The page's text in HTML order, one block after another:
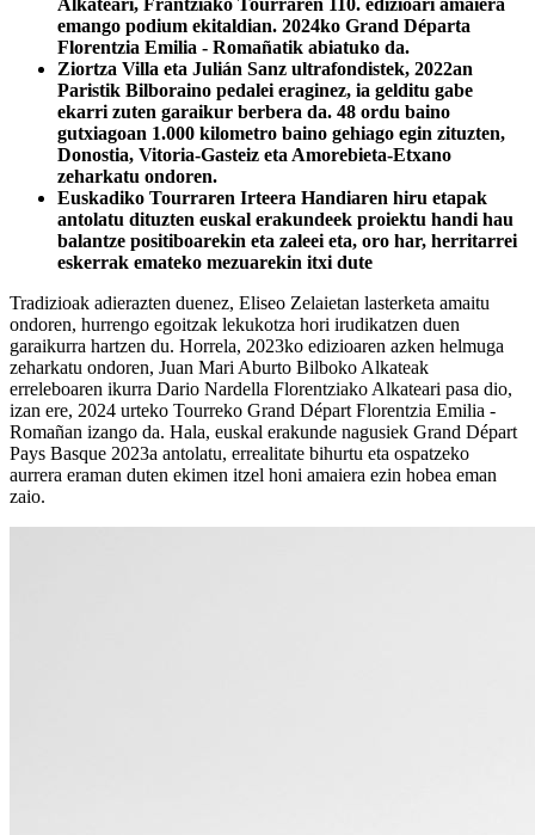
Alkateari, Frantziako Tourraren 110. edizioari amaiera
emango podium ekitaldian. 2024ko Grand Départa
Florentzia Emilia - Romañatik abiatuko da.
Ziortza Villa eta Julián Sanz ultrafondistek, 2022an
Paristik Bilboraino pedalei eraginez, ia gelditu gabe
ekarri zuten garaikur berbera da. 48 ordu baino
gutxiagoan 1.000 kilometro baino gehiago egin zituzten,
Donostia, Vitoria-Gasteiz eta Amorebieta-Etxano
zeharkatu ondoren.
Euskadiko Tourraren Irteera Handiaren hiru etapak
antolatu dituzten euskal erakundeek proiektu handi hau
balantze positiboarekin eta zaleei eta, oro har, herritarrei
eskerrak emateko mezuarekin itxi dute
Tradizioak adierazten duenez, Eliseo Zelaietan lasterketa amaitu
ondoren, hurrengo egoitzak lekukotza hori irudikatzen duen
garaikurra hartzen du. Horrela, 2023ko edizioaren azken helmuga
zeharkatu ondoren, Juan Mari Aburto Bilboko Alkateak
erreleboaren ikurra Dario Nardella Florentziako Alkateari pasa dio,
izan ere, 2024 urteko Tourreko Grand Départ Florentzia Emilia -
Romañan izango da. Hala, euskal erakunde nagusiek Grand Départ
Pays Basque 2023a antolatu, errealitate bihurtu eta ospatzeko
aurrera eraman duten ekimen itzel honi amaiera ezin hobea eman
zaio.